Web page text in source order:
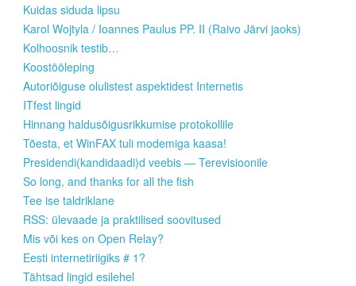
Kuidas siduda lipsu
Karol Wojtyla / Ioannes Paulus PP. II (Raivo Järvi jaoks)
Kolhoosnik testib…
Koostööleping
Autoriõiguse olulistest aspektidest Internetis
ITfest lingid
Hinnang haldusõigusrikkumise protokollile
Tõesta, et WinFAX tuli modemiga kaasa!
Presidendi(kandidaadi)d veebis — Terevisioonile
So long, and thanks for all the fish
Tee ise taldriklane
RSS: ülevaade ja praktilised soovitused
Mis või kes on Open Relay?
Eesti internetiriigiks # 1?
Tähtsad lingid esilehel